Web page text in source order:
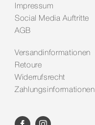
Impressum
Social Media Auftritte
AGB
Versandinformationen
Retoure
Widerrufsrecht
Zahlungsinformationen